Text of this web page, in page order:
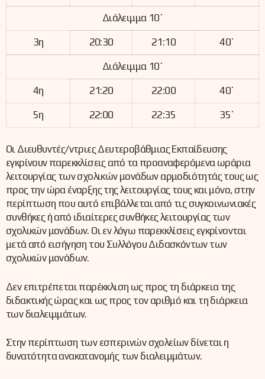
Διάλειμμα 10΄
3η 20:30 21:10 40΄
Διάλειμμα 10΄
4η 21:20 22:00 40΄
5η 22:00 22:35 35΄
Οι Διευθυντές/ντριες Δευτεροβάθμιας Εκπαίδευσης
εγκρίνουν παρεκκλίσεις από τα προαναφερόμενα ωράρια
λειτουργίας των σχολικών μονάδων αρμοδιότητάς τους ως
προς την ώρα έναρξης της λειτουργίας τους και μόνο, στην
περίπτωση που αυτό επιβάλλεται από τις συγκοινωνιακές
συνθήκες ή από ιδιαίτερες συνθήκες λειτουργίας των
σχολικών μονάδων. Οι εν λόγω παρεκκλίσεις εγκρίνονται
μετά από εισήγηση του Συλλόγου Διδασκόντων των
σχολικών μονάδων.
Δεν επιτρέπεται παρέκκλιση ως προς τη διάρκεια της
διδακτικής ώρας και ως προς τον αριθμό και τη διάρκεια
των διαλειμμάτων.
Στην περίπτωση των εσπερινών σχολείων δίνεται η
δυνατότητα ανακατανομής των διαλειμμάτων.